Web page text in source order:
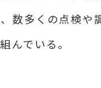
数多くの点検や
んでいる。